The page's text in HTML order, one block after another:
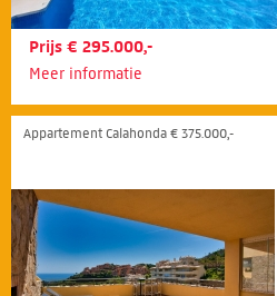
Prijs € 295.000,-
Meer informatie
Appartement Calahonda € 375.000,-